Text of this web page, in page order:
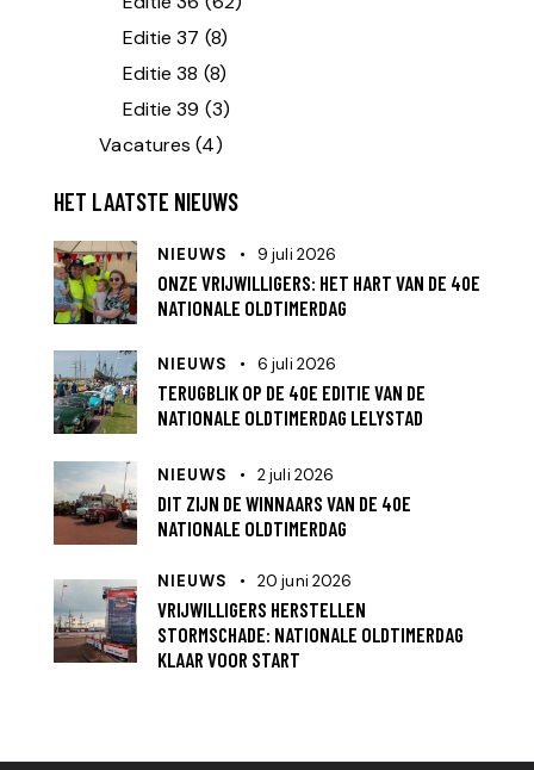
Editie 37 (8)
Editie 38 (8)
Editie 39 (3)
Vacatures (4)
HET LAATSTE NIEUWS
NIEUWS 9 juli 2026
ONZE VRIJWILLIGERS: HET HART VAN DE 40E
NATIONALE OLDTIMERDAG
NIEUWS 6 juli 2026
TERUGBLIK OP DE 40E EDITIE VAN DE
NATIONALE OLDTIMERDAG LELYSTAD
NIEUWS 2 juli 2026
DIT ZIJN DE WINNAARS VAN DE 40E
NATIONALE OLDTIMERDAG
NIEUWS 20 juni 2026
VRIJWILLIGERS HERSTELLEN
STORMSCHADE: NATIONALE OLDTIMERDAG
KLAAR VOOR START